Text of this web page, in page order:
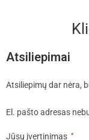
Atsiliepimai
Atsiliepimų dar nėra,
El. pašto adresas
Jūsų įvertinimas *